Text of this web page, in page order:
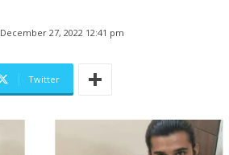
December 27, 2022 12:41 pm
Twitter